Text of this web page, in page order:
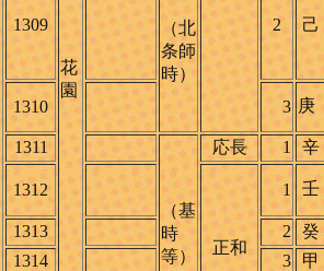
花
園
1309
（北
条師
時）
2 己
1310 3 庚
1311
（基
時
等）
応長 1 辛
1312
正和
1 壬
1313 2 癸
1314
3 甲